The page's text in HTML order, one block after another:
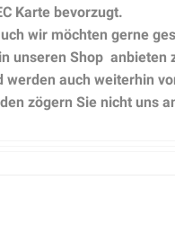
Karte bevorzugt.
wir möchten gerne
unseren Shop anbieten
auch weiterhin
zögern Sie nicht uns